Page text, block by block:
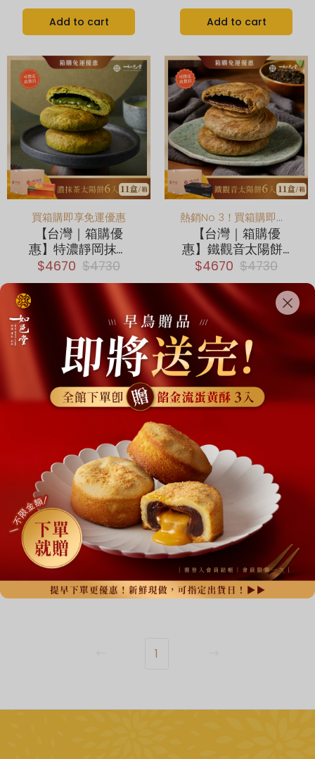
Add to cart Add to cart
買箱購即享免運優惠
【台灣｜箱購優
惠】特濃靜岡抹茶
太陽餅6入×11盒 (奶
素)
$4670 $4730
Add to cart
熱銷No 3！買箱購即享免運優惠
【台灣｜箱購優
惠】鐵觀音太陽餅6
入×11盒 (奶素)
$4670 $4730
Add to cart
網路限定，門市暫無販售
【台灣｜官網限
定】茶香綜合雙口
味太陽餅 8入 (奶
素)｜濃抹茶、鐵觀
音 各4顆｜最後出貨
日8/21
$600 $650
Add to cart
1